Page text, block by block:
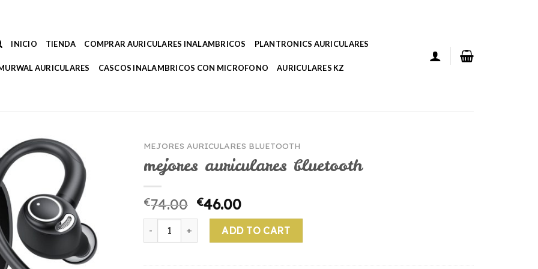
INICIO TIENDA COMPRAR AURICULARES INALAMBRICOS PLANTRONICS AURICULARES
AURICULARES CASCOS INALAMBRICOS CON MICROFONO AURICULARES KZ
MEJORES AURICULARES BLUETOOTH
mejores auriculares bluetooth
€74.00 €46.00
mejores auriculares bluetooth quantity
ADD TO CART